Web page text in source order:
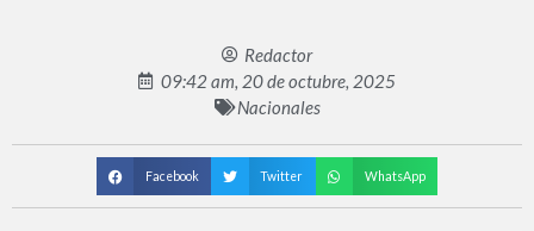
Redactor
09:42 am, 20 de octubre, 2025
Nacionales
Facebook Twitter WhatsApp